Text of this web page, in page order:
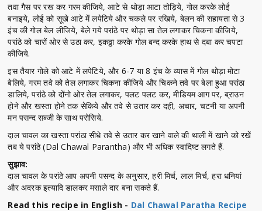
तवा गैस पर रख कर गरम कीजिये, आटे से थोड़ा आटा तोड़िये, गोल करके लोई
बनाइये, लोई को सूखे आटे में लपेटिये और चकले पर रखिये, बेलन की सहायता से 3
इंच की गोल बेल लीजिये, बेले गये परांठे पर थोड़ा सा तेल लगाकर चिकना कीजिये,
परांठे को चारों ओर से उठा कर, इकठ्ठा करके गोल बन्द करके हाथ से दबा कर चपटा
कीजिये.
इस तैयार गोले को आटे में लपेटिये, और 6-7 या 8 इंच के व्यास में गोल थोड़ा मोटा
बेलिये, गरम तवे को तेल लगाकर चिकना कीजिये और चिकने तवे पर बेला हुआ परांठा
डालिये, परांठे को दोंनो ओर तेल लगाकर, पलट पलट कर, मीडियम आग पर, ब्राउन
होने और खस्ता होने तक सेकिये और तवे से उतार कर दही, अचार, चटनी या अपनी
मन पसन्द सब्जी के साथ परोसिये.
दाल चावल का खस्ता परांठा सीधे तवे से उतार कर खाने वाले की थाली में खाने को रखें
तब ये परांठे (Dal Chawal Parantha) और भी अधिक स्वादिष्ट लगते हैं.
सुझाव:
दाल चावल के परांठे आप अपनी पसन्द के अनुसार, हरी मिर्च, लाल मिर्च, हरा धनियां
और अदरक इत्यादि डालकर मसाले दार बना सकते हैं.
Read this recipe in English - Dal Chawal Paratha Recipe